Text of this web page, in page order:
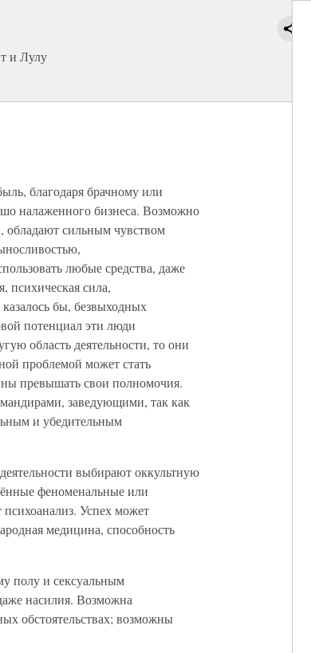
и Лулу
благодаря брачному или
налаженного бизнеса. Возможно
обладают сильным чувством
любые средства, даже
психическая сила,
бы, безвыходных
потенциал эти люди
область деятельности, то они
проблемой может стать
превышать свои полномочия.
заведующими, так как
и убедительным
выбирают оккультную
феноменальные или
психоанализ. Успех может
медицина, способность
полу и сексуальным
насилия. Возможна
обстоятельствах; возможны